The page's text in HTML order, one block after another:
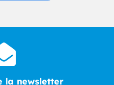
la newsletter